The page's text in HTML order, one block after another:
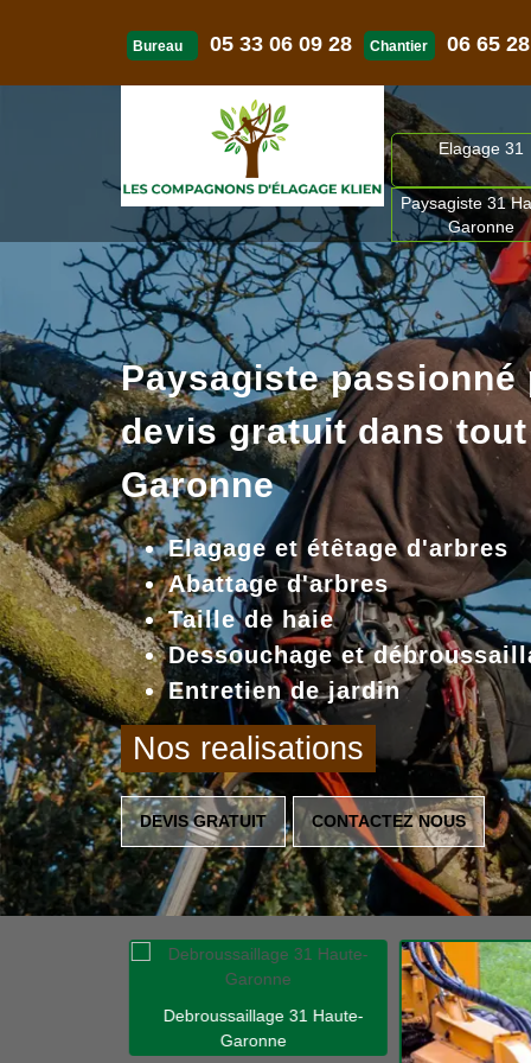
Bureau 05 33 06 09 28 Chantier 06 65
Elagage 31
Paysagiste 31
Garonne
Paysagiste passionné
devis gratuit dans
Garonne
Elagage et étêtage d'arbres
Abattage d'arbres
Taille de haie
Dessouchage et
Entretien de jardin
Nos realisations
DEVIS GRATUIT CONTACTEZ NOUS
Debroussaillage 31 Haute-
Garonne